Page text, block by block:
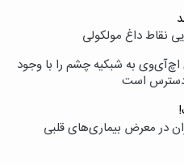
نقاط داغ مولکولی
به شبکیه چشم را با وجود
دسترس است
در معرض بیماری‌های قلبی